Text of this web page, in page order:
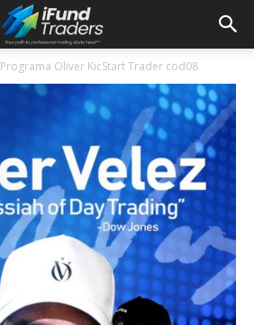
Programa Oliver KicStart Trader cod08